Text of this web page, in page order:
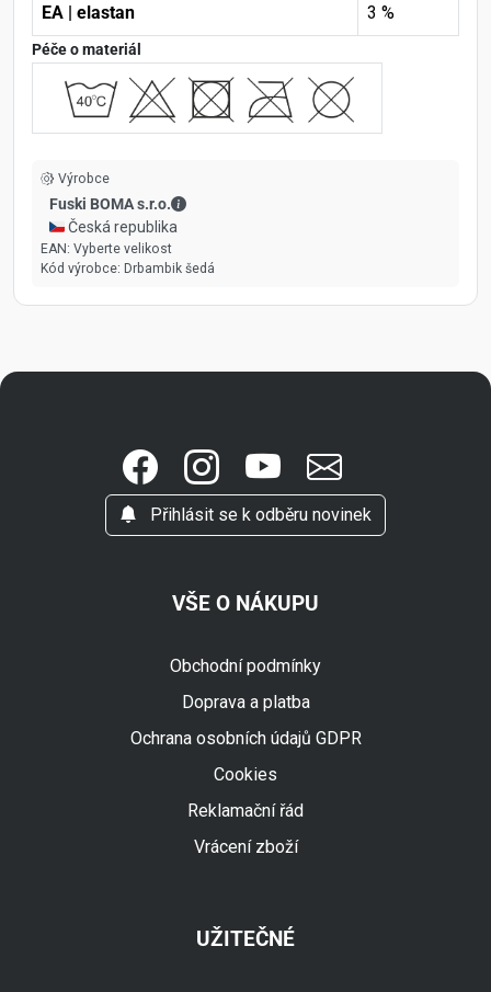
EA | elastan 3 %
Péče o materiál
Výrobce
Fuski BOMA s.r.o.
Fuski BOMA s.r.o. - Kontaktní údaje
🇨🇿 Česká republika
EAN: Vyberte velikost
Kód výrobce: Drbambik šedá
Přihlásit se k odběru novinek
VŠE O NÁKUPU
Obchodní podmínky
Doprava a platba
Ochrana osobních údajů GDPR
Cookies
Reklamační řád
Vrácení zboží
UŽITEČNÉ